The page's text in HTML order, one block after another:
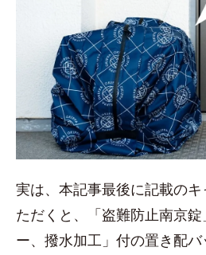
実は、本記事最後に記載の
ただくと、「盗難防止南京
ー、撥水加工」付の置き配バ